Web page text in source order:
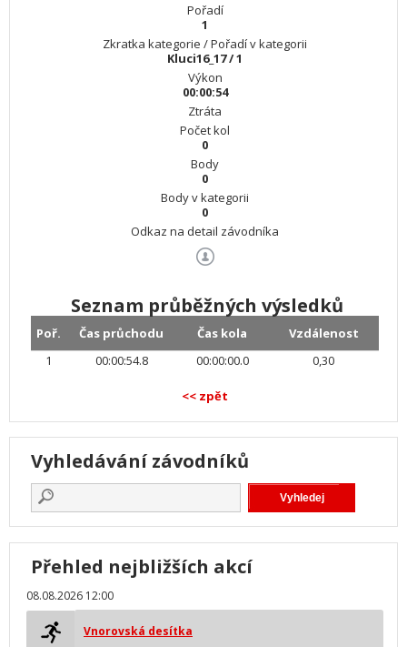
Pořadí
1
Zkratka kategorie / Pořadí v kategorii
Kluci16_17 / 1
Výkon
00:00:54
Ztráta
Počet kol
0
Body
0
Body v kategorii
0
Odkaz na detail závodníka
Seznam průběžných výsledků
Poř. Čas průchodu Čas kola
Vzdálenost
1
00:00:54.8 00:00:00.0 0,30
<< zpět
Vyhledávání závodníků
Přehled nejbližších akcí
08.08.2026 12:00
Vnorovská desítka